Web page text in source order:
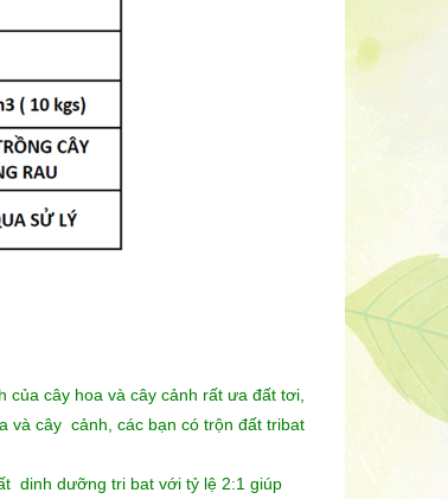
cây hoa và cây cảnh rất ưa đất tơi,
và cây cảnh, các bạn có trộn đất tribat
dinh dưỡng tri bat với tỷ lệ 2:1 giúp